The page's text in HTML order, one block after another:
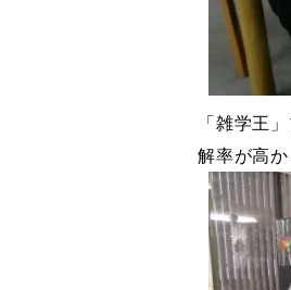
「雑学王
解率が高か